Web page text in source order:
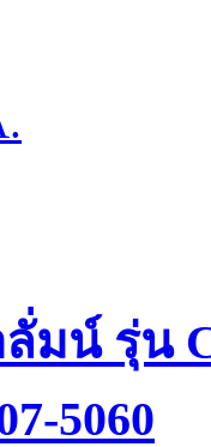
มน์ รุ่น
5060